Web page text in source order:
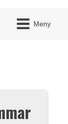
Meny